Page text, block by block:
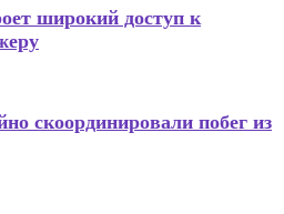
широкий доступ к
скоординировали побег из